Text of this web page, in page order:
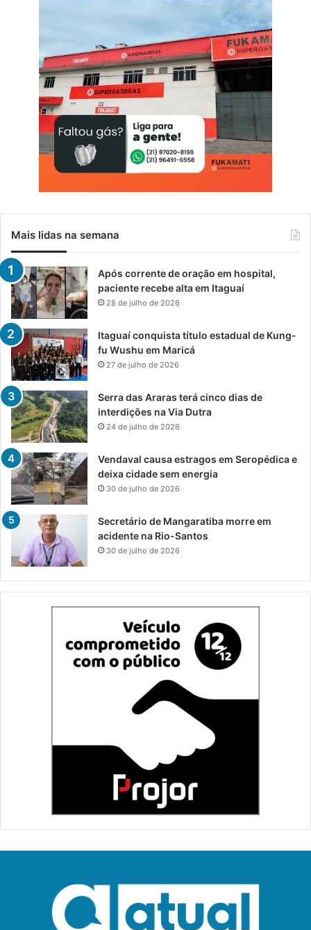
Mais lidas na semana
Após corrente de oração em hospital,
paciente recebe alta em Itaguaí
28 de julho de 2026
Itaguaí conquista título estadual de Kung-
fu Wushu em Maricá
27 de julho de 2026
Serra das Araras terá cinco dias de
interdições na Via Dutra
24 de julho de 2026
Vendaval causa estragos em Seropédica e
deixa cidade sem energia
30 de julho de 2026
Secretário de Mangaratiba morre em
acidente na Rio-Santos
30 de julho de 2026